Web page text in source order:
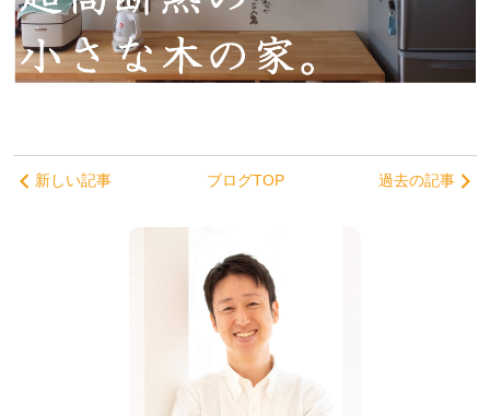
新しい記事 ブログTOP 過去の記事